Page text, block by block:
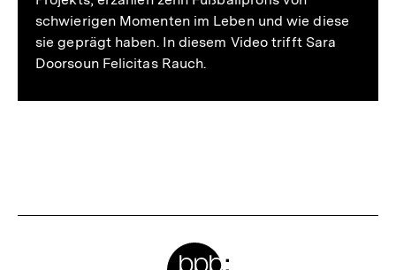
schwierigen Momenten im Leben und wie diese
sie geprägt haben. In diesem Video trifft Sara
Doorsoun Felicitas Rauch.